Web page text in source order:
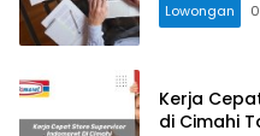
Lowongan
Kerja
di Cimahi